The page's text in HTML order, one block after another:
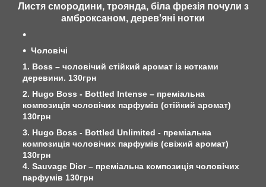
Листя смородини, троянда, біла фрезія почули з
амброксаном, дерев'яні нотки
Чоловічі
1. Boss – чоловічий стійкий аромат із нотками
деревини. 130грн
2. Hugo Boss - Bottled Intense – преміальна
композиція чоловічих парфумів (стійкий аромат)
130грн
3. Hugo Boss - Bottled Unlimited - преміальна
композиція чоловічих парфумів (свіжий аромат)
130грн
4. Sauvage Dior – преміальна композиція чоловічих
парфумів 130грн